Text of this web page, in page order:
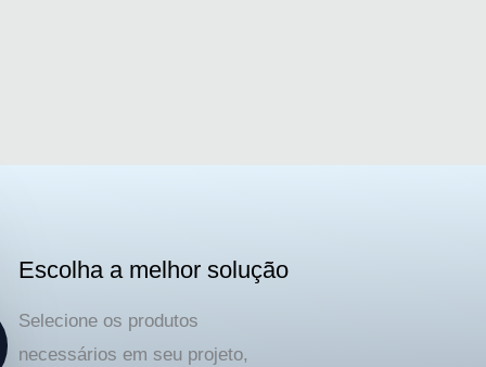
Escolha a melhor solução
Selecione os produtos
necessários em seu projeto,